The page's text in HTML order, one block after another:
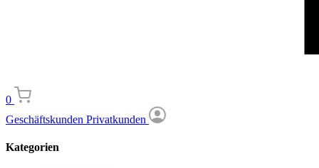
0
Geschäftskunden Privatkunden
Kategorien